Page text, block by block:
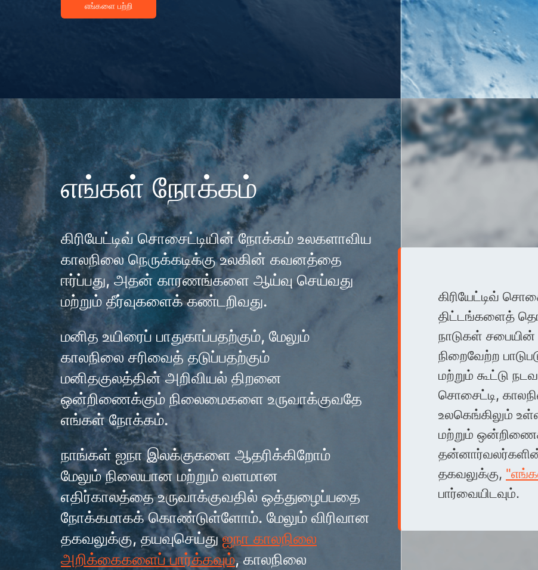
எங்களை பற்றி
எங்கள் நோக்கம்
கிரியேட்டிவ் சொசைட்டியின் நோக்கம் உலகளாவிய
காலநிலை நெருக்கடிக்கு உலகின் கவனத்தை
ஈர்ப்பது, அதன் காரணங்களை ஆய்வு செய்வது
மற்றும் தீர்வுகளைக் கண்டறிவது.
மனித உயிரைப் பாதுகாப்பதற்கும், மேலும்
காலநிலை சரிவைத் தடுப்பதற்கும்
மனிதகுலத்தின் அறிவியல் திறனை
ஒன்றிணைக்கும் நிலைமைகளை உருவாக்குவதே
எங்கள் நோக்கம்.
நாங்கள் ஐநா இலக்குகளை ஆதரிக்கிறோம்
மேலும் நிலையான மற்றும் வளமான
எதிர்காலத்தை உருவாக்குவதில் ஒத்துழைப்பதை
நோக்கமாகக் கொண்டுள்ளோம். மேலும் விரிவான
தகவலுக்கு, தயவுசெய்துஐநா காலநிலை
அறிக்கைகளைப் பார்க்கவும், காலநிலை
கிரியேட்டிவ்
திட்டங்களைத்
நாடுகள்
நிறைவேற்ற
மற்றும் கூட்டு
சொசைட்டி,
உலகெங்கிலும்
மற்றும்
தன்னார்வலர்களின்
தகவலுக்கு,
பார்வையிடவும்.